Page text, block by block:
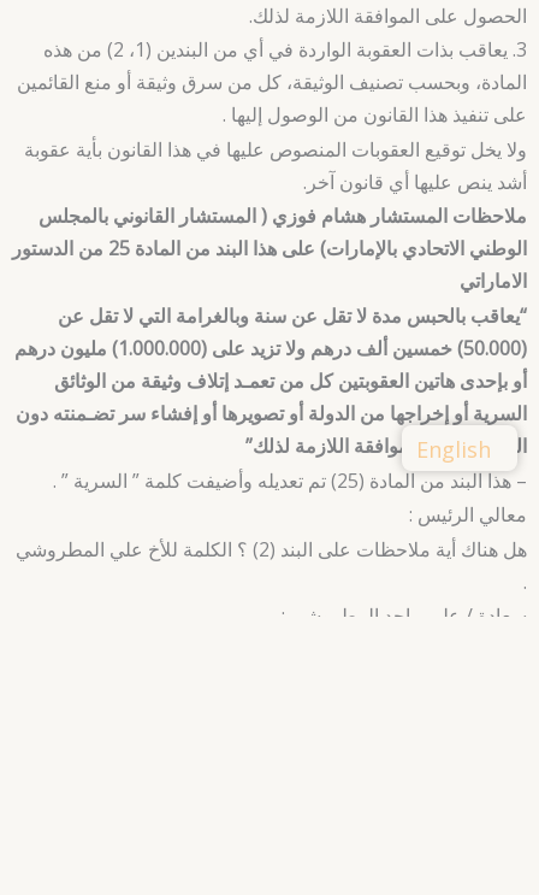
الحصول على الموافقة اللازمة لذلك.
3. يعاقب بذات العقوبة الواردة في أي من البندين (1، 2) من هذه
المادة، وبحسب تصنيف الوثيقة، كل من سرق وثيقة أو منع القائمين
على تنفيذ هذا القانون من الوصول إليها .
ولا يخل توقيع العقوبات المنصوص عليها في هذا القانون بأية عقوبة
أشد ينص عليها أي قانون آخر.
ملاحظات المستشار هشام فوزي ( المستشار القانوني بالمجلس
الوطني الاتحادي بالإمارات) على هذا البند من المادة 25 من الدستور
الاماراتي
“يعاقب بالحبس مدة لا تقل عن سنة وبالغرامة التي لا تقل عن
(50.000) خمسين ألف درهم ولا تزيد على (1.000.000) مليون درهم
أو بإحدى هاتين العقوبتين كل من تعمـد إتلاف وثيقة من الوثائق
السرية أو إخراجها من الدولة أو تصويرها أو إفشاء سر تضـمنته دون
الحصول على الموافقة اللازمة لذلك”
– هذا البند من المادة (25) تم تعديله وأضيفت كلمة ” السرية ” .
معالي الرئيس :
هل هناك أية ملاحظات على البند (2) ؟ الكلمة للأخ علي المطروشي
.
سعادة / علي ماجد المطروشي :
English